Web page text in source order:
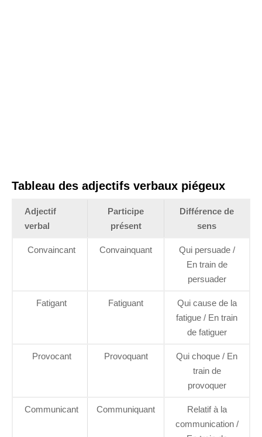
Tableau des adjectifs verbaux piégeux
Adjectif
verbal
Participe
présent
Différence de
sens
Convaincant Convainquant
Qui persuade /
En train de
persuader
Fatigant Fatiguant
Qui cause de la
fatigue / En train
de fatiguer
Provocant Provoquant
Qui choque / En
train de
provoquer
Communicant Communiquant
Relatif à la
communication /